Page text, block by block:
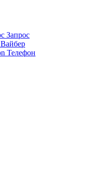
Запрос
Вайбер
Телефон